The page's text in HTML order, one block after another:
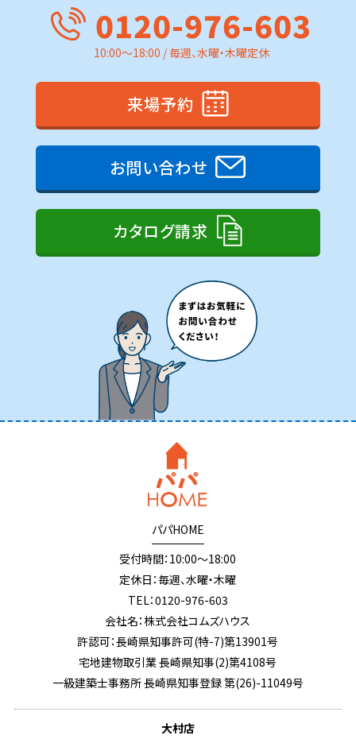
0120-976-603
10:00～18:00 / 毎週、水曜・木曜定休
来場予約
お問い合わせ
カタログ請求
パパHOME
受付時間：10:00～18:00
定休日：毎週、水曜・木曜
TEL：0120-976-603
会社名：株式会社コムズハウス
許認可：長崎県知事許可(特-7)第13901号
宅地建物取引業 長崎県知事(2)第4108号
一級建築士事務所 長崎県知事登録 第(26)-11049号
大村店